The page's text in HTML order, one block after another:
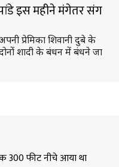
इस महीने मंगेतर संग
प्रेमिका शिवानी दुबे के
शादी के बंधन में बंधने जा
300 फीट नीचे आया था